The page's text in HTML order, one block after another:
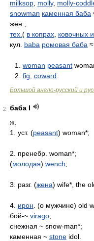
milksop molly, molly-
snowman каменная баба
жен.;
тех. ( в копрах ковочных
кул. baba ромовая баба
1. woman peasant
2. fig. coward
Большой англо-русский и
2
баба I
ж.
1. уст. (peasant) woman*;
2. пренебр. woman*;
(молодая) wench;
3. разг. (жена) wife*, the
4. ирон . (о мужчине) old
бой-~ virago;
снежная ~ snow-man*;
каменная ~ stone idol.